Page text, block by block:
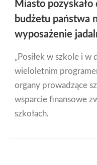
Miasto
budżetu państwa
wyposażenie
„Posiłek w szkole i
wieloletnim
organy prowadzące
wsparcie finansowe
szkołach.